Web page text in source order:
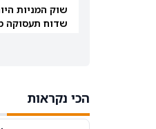
שדוח תעסוקה
הכי נקראות